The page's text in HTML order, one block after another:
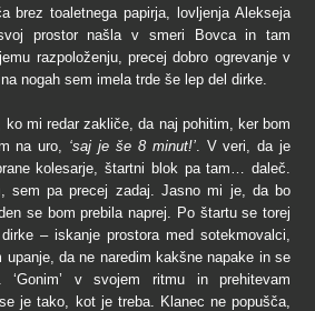
brez toaletnega papirja, lovljenja Alekseja
prostor našla v smeri Bovca in tam
razpoloženju, precej dobro ogrevanje v
nogah sem imela trde še lep del dirke.
mi redar zakliče, da naj pohitim, ker bom
na uro, ‘saj je še 8 minut!’. V veri, da je
kolesarje, štartni blok pa tam… daleč.
sem pa precej zadaj. Jasno mi je, da bo
se bom prebila naprej. Po štartu se torej
– iskanje prostora med sotekmovalci,
upanje, da ne naredim kakšne napake in se
v svojem ritmu in prehitevam
je tako, kot je treba. Klanec ne popušča,